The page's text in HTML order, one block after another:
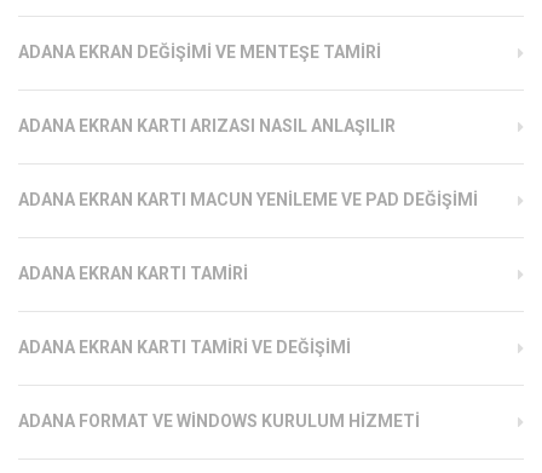
ADANA EKRAN DEĞIŞIMI VE MENTEŞE TAMIRI
ADANA EKRAN KARTI ARIZASI NASIL ANLAŞILIR
ADANA EKRAN KARTI MACUN YENILEME VE PAD DEĞIŞIMI
ADANA EKRAN KARTI TAMIRI
ADANA EKRAN KARTI TAMIRI VE DEĞIŞIMI
ADANA FORMAT VE WINDOWS KURULUM HIZMETI